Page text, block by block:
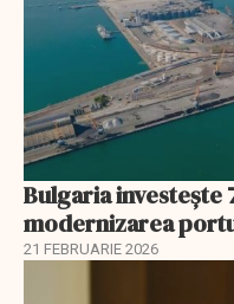
Bulgaria investește
modernizarea
21 FEBRUARIE 2026